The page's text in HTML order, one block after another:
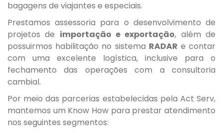
bagagens de viajantes e especiais.
Prestamos assessoria para o desenvolvimento de
projetos de importação e exportação, além de
possuirmos habilitação no sistema RADAR e contar
com uma excelente logística, inclusive para o
fechamento das operações com a consultoria
cambial.
Por meio das parcerias estabelecidas pela Act Serv,
mantemos um Know How para prestar atendimento
nos seguintes segmentos: